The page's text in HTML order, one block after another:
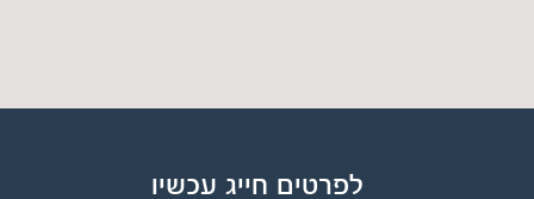
לפרטים חייג עכשיו